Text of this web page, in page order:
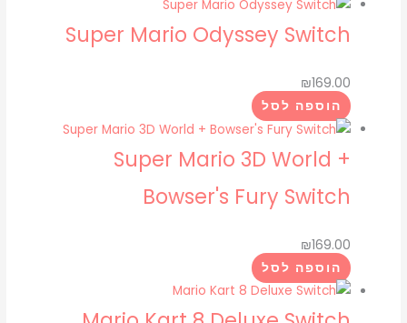
Super Mario Odyssey Switch
₪169.00
הוספה לסל
Super Mario 3D World +
Bowser's Fury Switch
₪169.00
הוספה לסל